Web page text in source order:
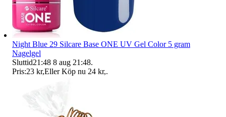
Night Blue 29 Silcare Base ONE UV Gel Color 5 gram
Nagelgel
Sluttid21:48 8 aug 21:48.
Pris:23 kr,Eller Köp nu 24 kr,.